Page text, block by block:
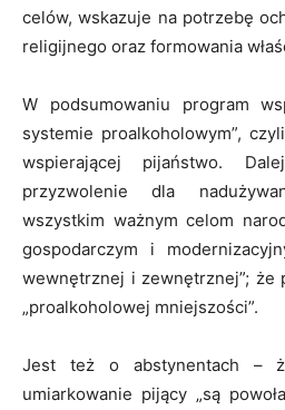
celów, wskazuje na potrzebę
religijnego oraz formowania
W podsumowaniu program
systemie proalkoholowym”,
wspierającej pijaństwo.
przyzwolenie dla
wszystkim ważnym celom
gospodarczym i
wewnętrznej i zewnętrznej”; że
„proalkoholowej mniejszości”.
Jest też o abstynentach –
umiarkowanie pijący „są